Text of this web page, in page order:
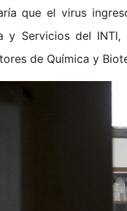
que el virus
y Servicios del
de Química y